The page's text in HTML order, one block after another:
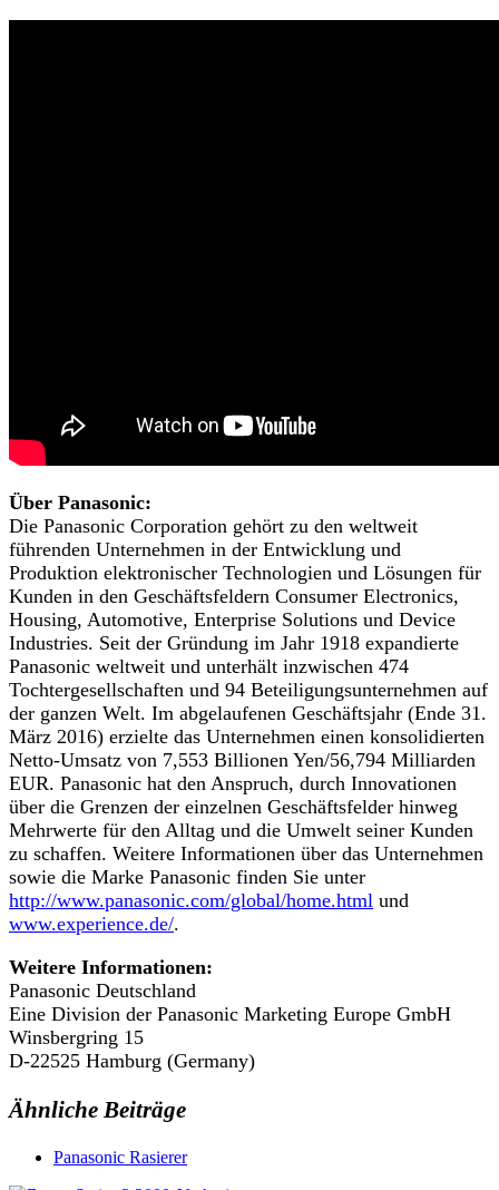
Über Panasonic:
Die Panasonic Corporation gehört zu den weltweit
führenden Unternehmen in der Entwicklung und
Produktion elektronischer Technologien und Lösungen für
Kunden in den Geschäftsfeldern Consumer Electronics,
Housing, Automotive, Enterprise Solutions und Device
Industries. Seit der Gründung im Jahr 1918 expandierte
Panasonic weltweit und unterhält inzwischen 474
Tochtergesellschaften und 94 Beteiligungsunternehmen auf
der ganzen Welt. Im abgelaufenen Geschäftsjahr (Ende 31.
März 2016) erzielte das Unternehmen einen konsolidierten
Netto-Umsatz von 7,553 Billionen Yen/56,794 Milliarden
EUR. Panasonic hat den Anspruch, durch Innovationen
über die Grenzen der einzelnen Geschäftsfelder hinweg
Mehrwerte für den Alltag und die Umwelt seiner Kunden
zu schaffen. Weitere Informationen über das Unternehmen
sowie die Marke Panasonic finden Sie unter
http://www.panasonic.com/global/home.html und
www.experience.de/.
Weitere Informationen:
Panasonic Deutschland
Eine Division der Panasonic Marketing Europe GmbH
Winsbergring 15
D-22525 Hamburg (Germany)
Ähnliche Beiträge
Panasonic Rasierer